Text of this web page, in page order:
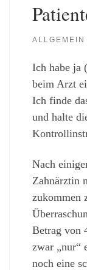
ALLGEMEIN
Ich habe ja (
beim Arzt
Ich finde
und halte
Nach
Zahnärztin
zukommen
Betrag von
zwar „nur“
noch eine